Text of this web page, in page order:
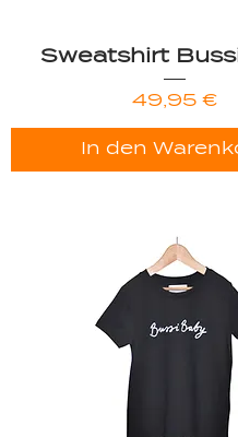
Sweatshirt
Preis
49,95 €
In den